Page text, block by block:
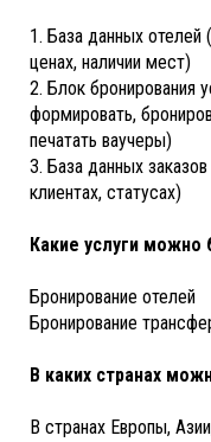
1. База данных
ценах, наличии мест)
2. Блок бронирования
формировать,
печатать ваучеры)
3. База данных
клиентах, статусах)
Какие услуги можно
Бронирование отелей
Бронирование
В каких странах
В странах Европы,